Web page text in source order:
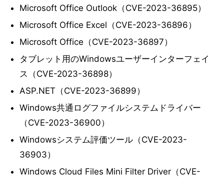
Microsoft Office Outlook（CVE-2023-36895）
Microsoft Office Excel（CVE-2023-36896）
Microsoft Office（CVE-2023-36897）
タブレット用のWindowsユーザーインターフェイ
ス（CVE-2023-36898）
ASP.NET（CVE-2023-36899）
Windows共通ログファイルシステムドライバー
（CVE-2023-36900）
Windowsシステム評価ツール（CVE-2023-
36903）
Windows Cloud Files Mini Filter Driver（CVE-